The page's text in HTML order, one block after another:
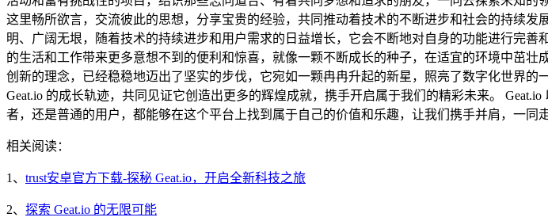
这里畅所欲言，交流彼此的思想，分享宝贵的经验，共同推动着技术的不断进步和社会的持续
明、广阔无垠，随着技术的持续进步和用户需求的日益增长，它会不断地对自身的功能进行完
的生活和工作带来更多意想不到的便利和惊喜，就像一颗不断成长的种子，在适宜的环境中茁
创新的理念，已经稳稳地迈出了坚实的步伐，它宛如一颗冉冉升起的新星，照亮了数字化世界
Geat.io 的成长轨迹，共同见证它创造出更多的辉煌成就，携手开启属于我们的精彩未来。
者，还是普通的用户，都能够在这个平台上找到属于自己的价值和乐趣，让我们携手并肩，一同
相关阅读：
1、 trust安卓官方下载-探秘 Geat.io，开启全新科技之旅
2、 探索 Geat.io 的无限可能